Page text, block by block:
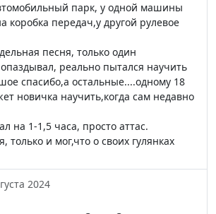
парк, у одной машины
коробка передач,у другой рулевое
песня, только один
реально пытался научить
спасибо,а остальные....одному 18
новичка научить,когда сам недавно
на 1-1,5 часа, просто аттас.
только и мог,что о своих гулянках
2024